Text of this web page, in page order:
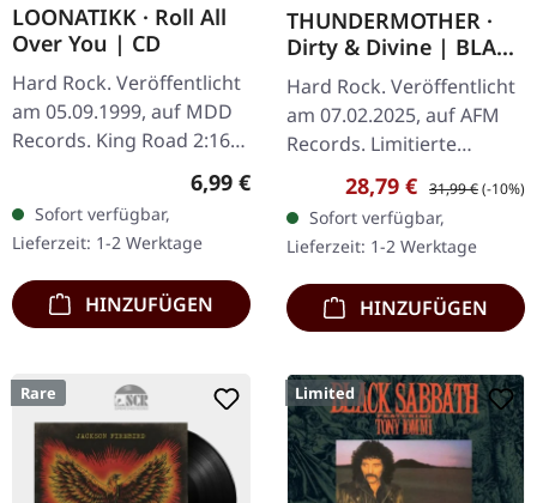
LOONATIKK · Roll All
Over You | CD
Hard Rock. Veröffentlicht
am 05.09.1999, auf MDD
Records. King Road 2:16
Sixpack'n'a Heartache
2:12 Hellhound 2:44
Lowridin'…
Regulärer Preis:
6,99 €
Sofort verfügbar,
Lieferzeit: 1-2 Werktage
HINZUFÜGEN
THUNDERMOTHER ·
Dirty & Divine | BLACK
LP
Hard Rock. Veröffentlicht
am 07.02.2025, auf AFM
Records. Limitierte
schwarze Vinyl-Edition
inklusive Kunstdruck.
Knapp zwei Jahre nach
ihrem letzten…
Verkaufspreis:
28,79 € Regulärer Preis:
31,99 €(-10%)
Sofort verfügbar,
Lieferzeit: 1-2 Werktage
HINZUFÜGEN
Rare Limited